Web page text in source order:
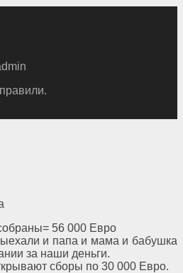
56 000 Евро
и папа и мама и бабушка
за наши деньги.
сборы по 30 000 Евро.